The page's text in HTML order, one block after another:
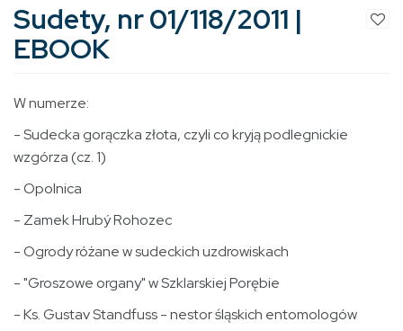
Sudety, nr 01/118/2011 |
EBOOK
W numerze:
- Sudecka gorączka złota, czyli co kryją podlegnickie
wzgórza (cz. 1)
- Opolnica
- Zamek Hrubý Rohozec
- Ogrody różane w sudeckich uzdrowiskach
- "Groszowe organy" w Szklarskiej Porębie
- Ks. Gustav Standfuss - nestor śląskich entomologów